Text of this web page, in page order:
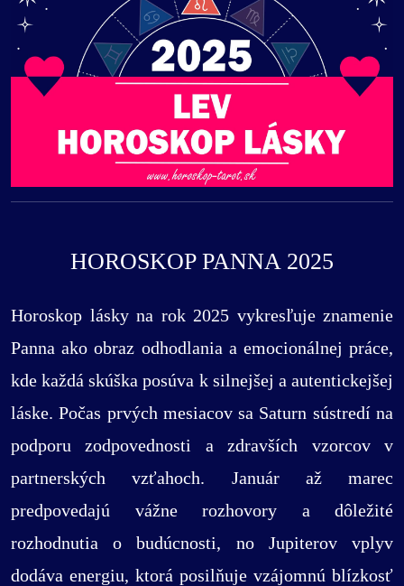
HOROSKOP PANNA 2025
Horoskop lásky na rok 2025 vykresľuje znamenie
Panna ako obraz odhodlania a emocionálnej práce,
kde každá skúška posúva k silnejšej a autentickejšej
láske. Počas prvých mesiacov sa Saturn sústredí na
podporu zodpovednosti a zdravších vzorcov v
partnerských vzťahoch. Január až marec
predpovedajú vážne rozhovory a dôležité
rozhodnutia o budúcnosti, no Jupiterov vplyv
dodáva energiu, ktorá posilňuje vzájomnú blízkosť